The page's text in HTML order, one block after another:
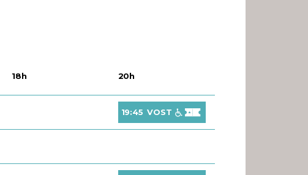
18h 20h
19:45 VOST